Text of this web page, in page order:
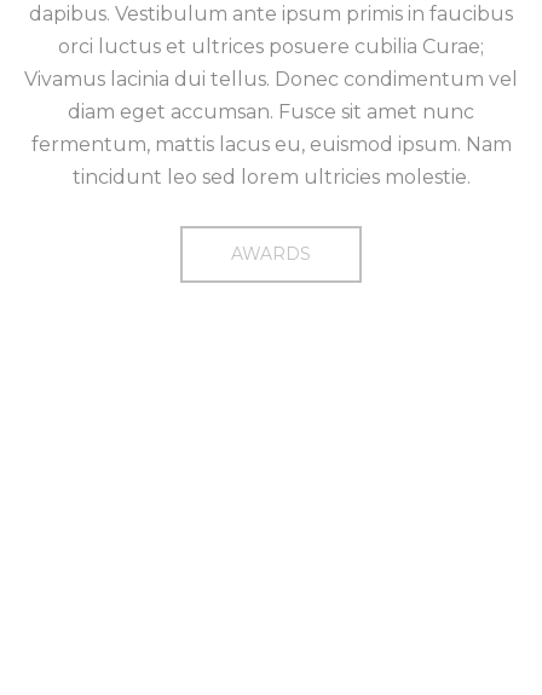
dapibus. Vestibulum ante ipsum primis in faucibus
orci luctus et ultrices posuere cubilia Curae;
Vivamus lacinia dui tellus. Donec condimentum vel
diam eget accumsan. Fusce sit amet nunc
fermentum, mattis lacus eu, euismod ipsum. Nam
tincidunt leo sed lorem ultricies molestie.
AWARDS